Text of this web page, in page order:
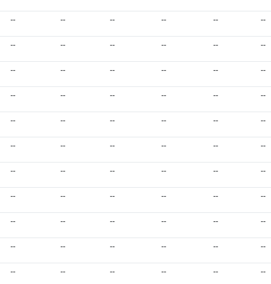
-- -- -- -- -- --
-- -- -- -- -- --
-- -- -- -- -- --
-- -- -- -- -- --
-- -- -- -- -- --
-- -- -- -- -- --
-- -- -- -- -- --
-- -- -- -- -- --
-- -- -- -- -- --
-- -- -- -- -- --
-- -- -- -- -- --